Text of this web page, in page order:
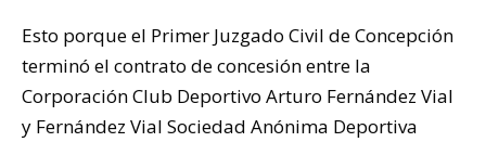
Esto porque el Primer Juzgado Civil de Concepción
terminó el contrato de concesión entre la
Corporación Club Deportivo Arturo Fernández Vial
y Fernández Vial Sociedad Anónima Deportiva